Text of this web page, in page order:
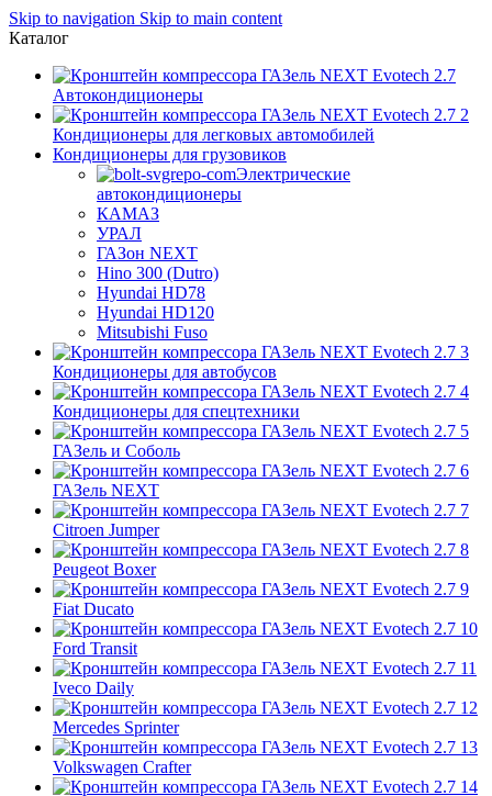
Skip to navigation Skip to main content
Каталог
Автокондиционеры
Кондиционеры для легковых автомобилей
Кондиционеры для грузовиков
Электрические
автокондиционеры
КАМАЗ
УРАЛ
ГАЗон NEXT
Hino 300 (Dutro)
Hyundai HD78
Hyundai HD120
Mitsubishi Fuso
Кондиционеры для автобусов
Кондиционеры для спецтехники
ГАЗель и Соболь
ГАЗель NEXT
Citroen Jumper
Peugeot Boxer
Fiat Ducato
Ford Transit
Iveco Daily
Mercedes Sprinter
Volkswagen Crafter